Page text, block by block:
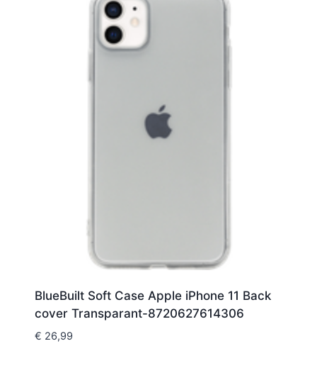
BlueBuilt Soft Case Apple iPhone 11 Back
cover Transparant-8720627614306
€ 26,99